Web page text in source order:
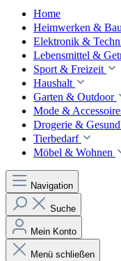
Home
Heimwerken & Bau
Elektronik &
Lebensmittel &
Sport & Freizeit
Haushalt
Garten & Outdoor
Mode &
Drogerie &
Tierbedarf
Möbel & Wohnen
Navigation
Suche
Mein Konto
Menü schließen